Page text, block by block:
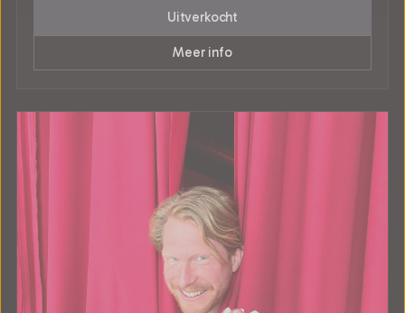
Uitverkocht
Meer info